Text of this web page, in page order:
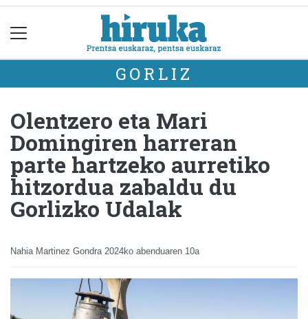
GORLIZ
Olentzero eta Mari
Domingiren harreran
parte hartzeko aurretiko
hitzordua zabaldu du
Gorlizko Udalak
Nahia Martinez Gondra 2024ko abenduaren 10a